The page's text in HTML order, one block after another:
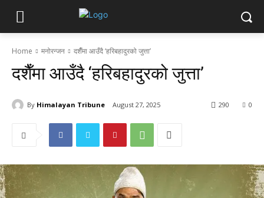
Home मनोरन्जन दशैँमा आउँदै ‘हरिबहादुरको जुत्ता’
दशैँमा आउँदै ‘हरिबहादुरको जुत्ता’
By Himalayan Tribune August 27, 2025 0
290